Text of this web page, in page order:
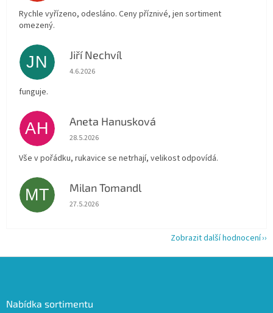
Rychle vyřízeno, odesláno. Ceny příznivé, jen sortiment
omezený.
JN Jiří Nechvíl
Hodnocení obchodu je 5 z 5 hvězdiček.
4.6.2026
funguje.
AH Aneta Hanusková
Hodnocení obchodu je 5 z 5 hvězdiček.
28.5.2026
Vše v pořádku, rukavice se netrhají, velikost odpovídá.
MT Milan Tomandl
Hodnocení obchodu je 5 z 5 hvězdiček.
27.5.2026
Zobrazit další hodnocení
Nabídka sortimentu